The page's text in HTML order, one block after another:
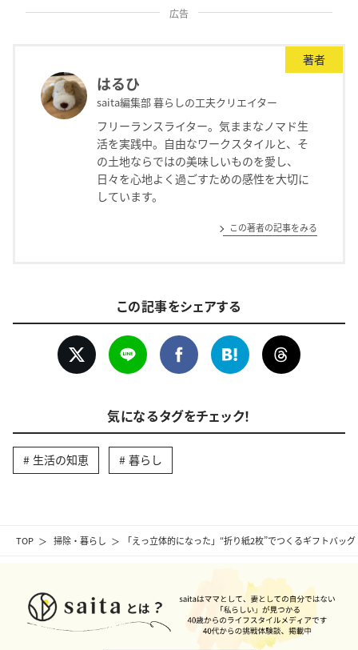
TOP 掃除・暮らし 「えっ立体的になった」“折り紙2枚”でつくるギフトバッ
広告
著者
はるひ
saita編集部 暮らしの工夫クリエイター
フリーランスライター。気ままなノマド生
活を実践中。自由なワークスタイルと、そ
の土地ならではの美味しいものを愛し、
日々を心地よく過ごすための感性を大切に
しています。
この著者の記事をみる
この記事をシェアする
気になるタグをチェック！
生活の知恵 暮らし